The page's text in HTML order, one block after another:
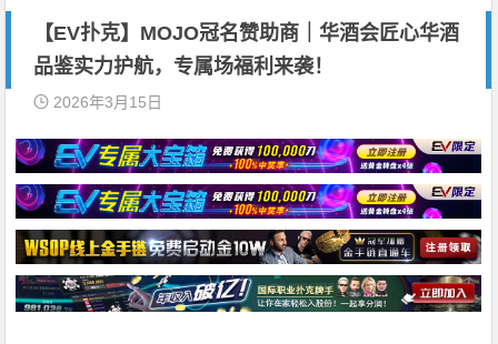
【EV扑克】MOJO冠名赞助商｜华酒会匠心华酒
品鉴实力护航，专属场福利来袭！
2026年3月15日